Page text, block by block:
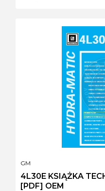
4L30E KSIĄŻKA
[PDF] OEM
PRODUCENT
GM